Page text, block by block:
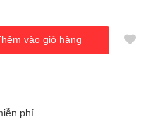
vào giỏ hàng
phí